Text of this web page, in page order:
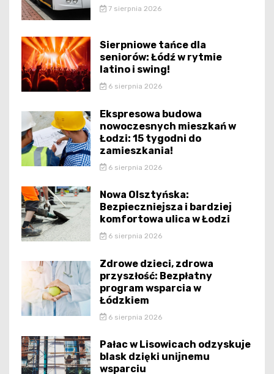
7 sierpnia 2026
Sierpniowe tańce dla
seniorów: Łódź w rytmie
latino i swing!
6 sierpnia 2026
Ekspresowa budowa
nowoczesnych mieszkań w
Łodzi: 15 tygodni do
zamieszkania!
6 sierpnia 2026
Nowa Olsztyńska:
Bezpieczniejsza i bardziej
komfortowa ulica w Łodzi
6 sierpnia 2026
Zdrowe dzieci, zdrowa
przyszłość: Bezpłatny
program wsparcia w
Łódzkiem
6 sierpnia 2026
Pałac w Lisowicach odzyskuje
blask dzięki unijnemu
wsparciu